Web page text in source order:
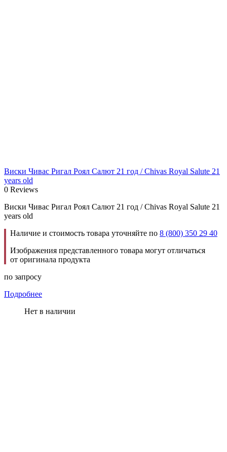
Виски Чивас Ригал Роял Салют 21 год / Chivas Royal Salute 21
years old
0 Reviews
Виски Чивас Ригал Роял Салют 21 год / Chivas Royal Salute 21
years old
Наличие и стоимость товара уточняйте по 8 (800) 350 29 40
Изображения представленного товара могут отличаться
от оригинала продукта
по запросу
Подробнее
Нет в наличии